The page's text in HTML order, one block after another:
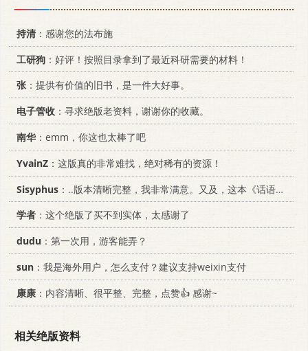
持清：感谢您的法布施
工研狗 ：好评！按照目录拿到了最近科研需要的材料！
张：提供有价值的旧书，是一件大好事。
电子管收 ：寻求绝版老资料，谢谢你的收藏。
南华 ：emm，你这也太棒了吧
YvainZ ：这版真的非常难找，绝对稀有的资源！
Sisyphus ：..版本清晰完整，我非常满意。又及，这本《话语的真相》...
学者 ：这个绝版了买不到实体，太感谢了
dudu ：第一次用，游客能弄？
sun ：我是海外用户，怎么支付？建议支持weixin支付
康康 ：内容清晰、很平整、完整，点赞👍 感谢~
相关绝版资料